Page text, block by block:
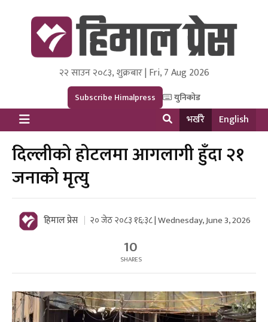
Himal Press
Dot NewsyNepal Media and Research Pvt Ltd.
२२ साउन २०८३, शुक्रबार | Fri, 7 Aug 2026
Subscribe Himalpress युनिकोड
भर्खरै English
दिल्लीको होटलमा आगलागी हुँदा २१
जनाको मृत्यु
हिमाल प्रेस २० जेठ २०८३ १६:३८ | Wednesday, June 3, 2026
10
SHARES